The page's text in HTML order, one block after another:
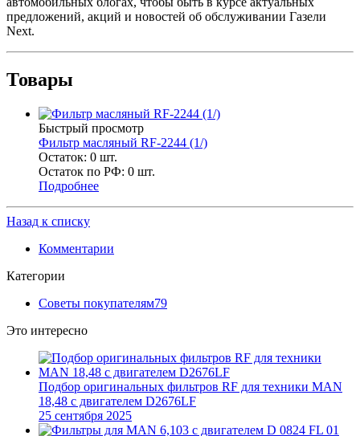
предложений, акций и новостей об обслуживании Газели
Next.
Товары
Быстрый просмотр
Фильтр масляный RF-2244 (1/)
Остаток: 0 шт.
Остаток по РФ: 0 шт.
Подробнее
Назад к списку
Комментарии
Категории
Советы покупателям79
Это интересно
Подбор оригинальных фильтров RF для техники MAN
18,48 с двигателем D2676LF
25 сентября 2025